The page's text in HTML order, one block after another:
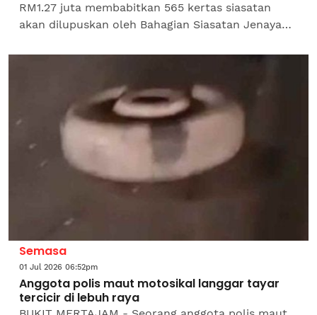
RM1.27 juta membabitkan 565 kertas siasatan
akan dilupuskan oleh Bahagian Siasatan Jenayah
Komersil Daerah...
Semasa
01 Jul 2026 06:52pm
Anggota polis maut motosikal langgar tayar
tercicir di lebuh raya